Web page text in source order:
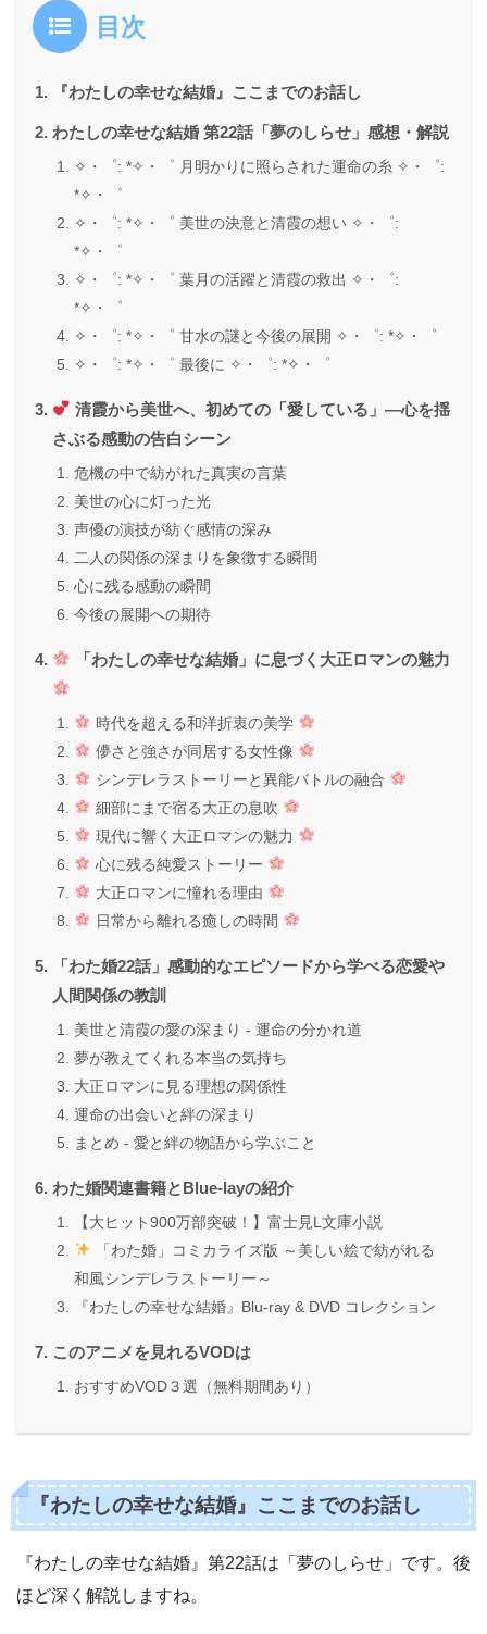
目次
『わたしの幸せな結婚』ここまでのお話し
わたしの幸せな結婚 第22話「夢のしらせ」感想・解説
✧・゜: *✧・゜ 月明かりに照らされた運命の糸 ✧・゜:
*✧・゜
✧・゜: *✧・゜ 美世の決意と清霞の想い ✧・゜:
*✧・゜
✧・゜: *✧・゜ 葉月の活躍と清霞の救出 ✧・゜:
*✧・゜
✧・゜: *✧・゜ 甘水の謎と今後の展開 ✧・゜: *✧・゜
✧・゜: *✧・゜ 最後に ✧・゜: *✧・゜
清霞から美世へ、初めての「愛している」—心を揺
さぶる感動の告白シーン
危機の中で紡がれた真実の言葉
美世の心に灯った光
声優の演技が紡ぐ感情の深み
二人の関係の深まりを象徴する瞬間
心に残る感動の瞬間
今後の展開への期待
「わたしの幸せな結婚」に息づく大正ロマンの魅力
時代を超える和洋折衷の美学
儚さと強さが同居する女性像
シンデレラストーリーと異能バトルの融合
細部にまで宿る大正の息吹
現代に響く大正ロマンの魅力
心に残る純愛ストーリー
大正ロマンに憧れる理由
日常から離れる癒しの時間
「わた婚22話」感動的なエピソードから学べる恋愛や
人間関係の教訓
美世と清霞の愛の深まり - 運命の分かれ道
夢が教えてくれる本当の気持ち
大正ロマンに見る理想の関係性
運命の出会いと絆の深まり
まとめ - 愛と絆の物語から学ぶこと
わた婚関連書籍とBlue-layの紹介
【大ヒット900万部突破！】富士見L文庫小説
「わた婚」コミカライズ版 ～美しい絵で紡がれる
和風シンデレラストーリー～
『わたしの幸せな結婚』Blu-ray & DVD コレクション
このアニメを見れるVODは
おすすめVOD３選（無料期間あり）
『わたしの幸せな結婚』ここまでのお話し
『わたしの幸せな結婚』第22話は「夢のしらせ」です。後
ほど深く解説しますね。